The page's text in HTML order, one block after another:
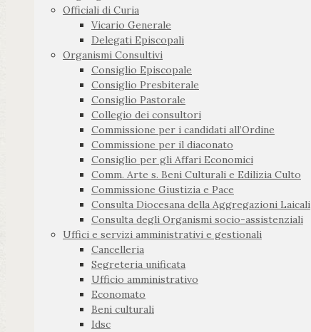
Officiali di Curia
Vicario Generale
Delegati Episcopali
Organismi Consultivi
Consiglio Episcopale
Consiglio Presbiterale
Consiglio Pastorale
Collegio dei consultori
Commissione per i candidati all’Ordine
Commissione per il diaconato
Consiglio per gli Affari Economici
Comm. Arte s. Beni Culturali e Edilizia Culto
Commissione Giustizia e Pace
Consulta Diocesana della Aggregazioni Laicali
Consulta degli Organismi socio-assistenziali
Uffici e servizi amministrativi e gestionali
Cancelleria
Segreteria unificata
Ufficio amministrativo
Economato
Beni culturali
Idsc